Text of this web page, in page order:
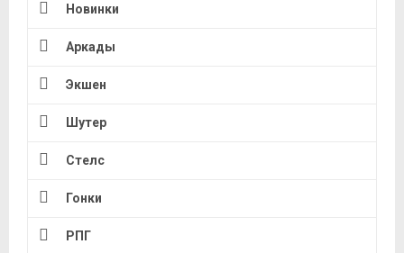
Новинки
Аркады
Экшен
Шутер
Стелс
Гонки
РПГ